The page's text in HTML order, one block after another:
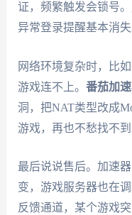
证，频繁触发会锁号
异常登录提醒基本消失
网络环境复杂时，比
游戏连不上。 番茄加
洞，把NAT类型改成
游戏，再也不愁找不到
最后说说售后。加速
变，游戏服务器也在调
反馈通道，某个游戏